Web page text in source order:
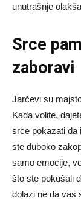
unutrašnje
Srce
zaboravi
Jarčevi su
Kada volite,
srce pokazati da
ste duboko
samo emocije,
što ste pokušali
dolazi ne da vas